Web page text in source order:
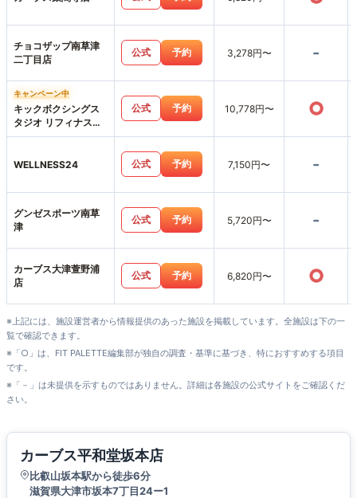
チョコザップ南草津
二丁目店
公式 予約 3,278円〜 -
キャンペーン中
キックボクシングス
タジオ リフィナス草
津店
公式 予約 10,778円〜 ○
WELLNESS24 公式 予約 7,150円〜 -
グンゼスポーツ南草
津
公式 予約 5,720円〜 -
カーブス大津萱野浦
店
公式 予約 6,820円〜 ○
※上記には、施設運営者から情報提供のあった施設を掲載しています。全施設は下の一
覧で確認できます。
※「○」は、FIT PALETTE編集部が独自の調査・基準に基づき、特におすすめする項目
です。
※「－」は未提供を示すものではありません。詳細は各施設の公式サイトをご確認くだ
さい。
カーブス平和堂坂本店
比叡山坂本駅から徒歩6分
滋賀県大津市坂本7丁目24ー1